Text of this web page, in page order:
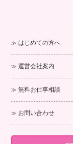
はじめての方へ
運営会社案内
無料お仕事相談
お問い合わせ